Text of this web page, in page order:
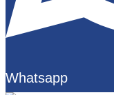
Whatsapp